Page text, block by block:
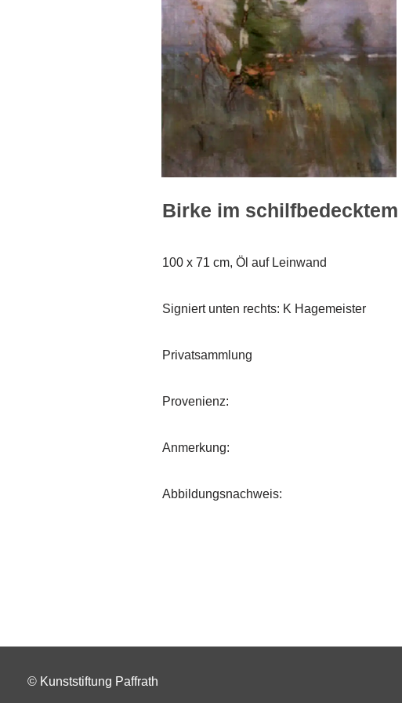
Birke im
100 x 71 cm, Öl auf Leinwand
Signiert unten rechts: K Hagemeister
Privatsammlung
Provenienz:
Anmerkung:
Abbildungsnachweis:
© Kunststiftung Paffrath